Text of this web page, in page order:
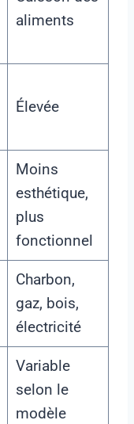
aliments
Élevée
Moins
esthétique,
plus
fonctionnel
Charbon,
gaz, bois,
électricité
Variable
selon le
modèle